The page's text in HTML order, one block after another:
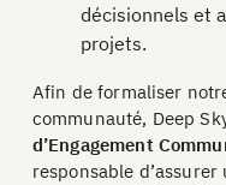
décisionnels et
projets.
Afin de formaliser
communauté, Deep
d’Engagement
responsable